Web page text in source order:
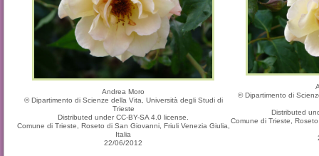
Andrea Moro
© Dipartimento di Scienze della Vita, Università degli Studi di
Trieste
Distributed under CC-BY-SA 4.0 license.
Comune di Trieste, Roseto di San Giovanni, Friuli Venezia Giulia,
Italia
22/06/2012
© Dipartimento di
Distributed
Comune di Trieste,